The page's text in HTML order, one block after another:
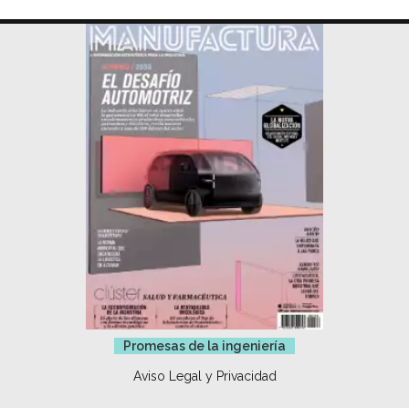
Promesas de la ingeniería
Aviso Legal y Privacidad